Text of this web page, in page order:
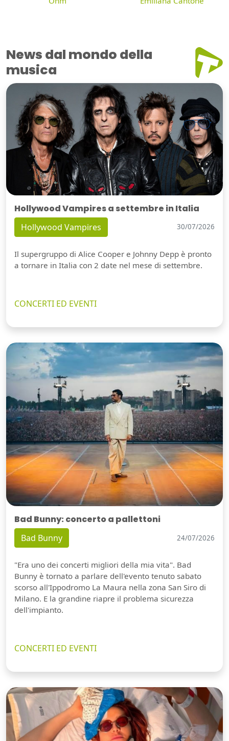
News dal mondo della
musica
Hollywood Vampires a settembre in Italia
Hollywood Vampires 30/07/2026
Il supergruppo di Alice Cooper e Johnny Depp è pronto
a tornare in Italia con 2 date nel mese di settembre.
CONCERTI ED EVENTI
Bad Bunny: concerto a pallettoni
Bad Bunny 24/07/2026
"Era uno dei concerti migliori della mia vita". Bad
Bunny è tornato a parlare dell'evento tenuto sabato
scorso all'Ippodromo La Maura nella zona San Siro di
Milano. E la grandine riapre il problema sicurezza
dell'impianto.
CONCERTI ED EVENTI